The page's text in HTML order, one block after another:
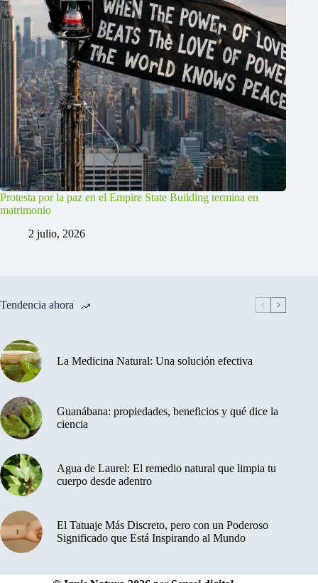
Protesta por la paz en el Empire State Building termina en
matrimonio
2 julio, 2026
Tendencia ahora
La Medicina Natural: Una solución efectiva
Guanábana: propiedades, beneficios y qué dice la
ciencia
Agua de Laurel: El remedio natural que limpia tu
cuerpo desde adentro
El Tatuaje Más Discreto, pero con un Poderoso
Significado que Está Inspirando al Mundo